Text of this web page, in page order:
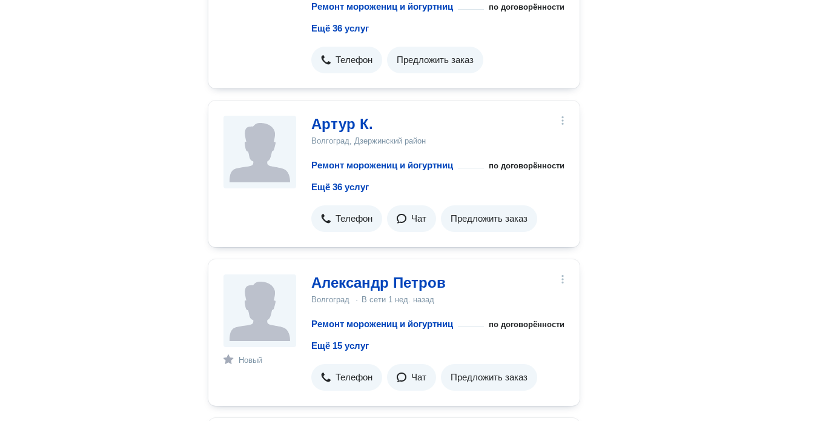
Ремонт морожениц и йогуртниц по договорённости
Ещё 36 услуг
Телефон Предложить заказ
Артур К.
Волгоград, Дзержинский район
Ремонт морожениц и йогуртниц по договорённости
Ещё 36 услуг
Телефон Чат Предложить заказ
Новый
Александр Петров
Волгоград · В сети 1 нед. назад
Ремонт морожениц и йогуртниц по договорённости
Ещё 15 услуг
Телефон Чат Предложить заказ